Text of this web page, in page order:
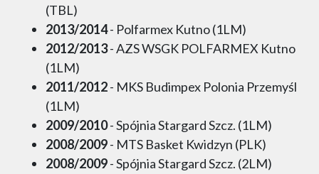
(TBL)
2013/2014- Polfarmex Kutno (1LM)
2012/2013- AZS WSGK POLFARMEX Kutno
(1LM)
2011/2012- MKS Budimpex Polonia Przemyśl
(1LM)
2009/2010- Spójnia Stargard Szcz. (1LM)
2008/2009- MTS Basket Kwidzyn (PLK)
2008/2009- Spójnia Stargard Szcz. (2LM)